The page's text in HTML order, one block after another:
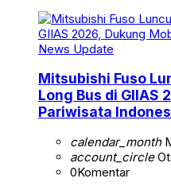
News Update
Mitsubishi Fuso
Long Bus di GIIAS
Pariwisata
calendar_month
account_circle
0Komentar